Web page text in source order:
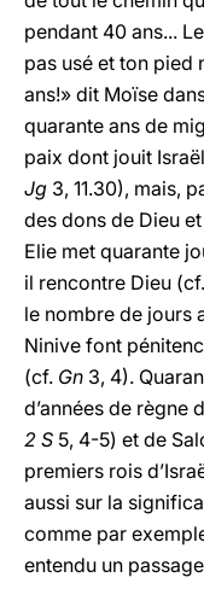
pendant 40 ans...
pas usé et ton pied
ans!» dit Moïse
quarante ans de
paix dont jouit
Jg 3, 11.30), mais,
des dons de Dieu
Elie met quarante
il rencontre Dieu (cf.
le nombre de jours
Ninive font
(cf. Gn 3, 4).
d’années de règne
2 S 5, 4-5) et de
premiers rois
aussi sur la
comme par
entendu un